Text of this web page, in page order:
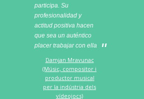
participa. Su
profesionalidad y
actitud positiva hacen
que sea un auténtico
placer trabajar con ella
Damjan Mravunac
(Músic, compositor i
productor musical
per la indústria dels
vídeojocs)